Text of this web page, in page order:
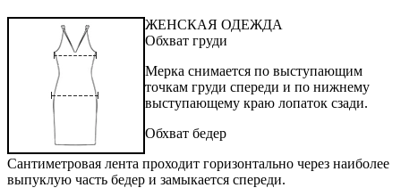
ЖЕНСКАЯ ОДЕЖДА
Обхват груди
Мерка снимается по выступающим
точкам груди спереди и по нижнему
выступающему краю лопаток сзади.
Обхват бедер
Сантиметровая лента проходит горизонтально через наиболее
выпуклую часть бедер и замыкается спереди.